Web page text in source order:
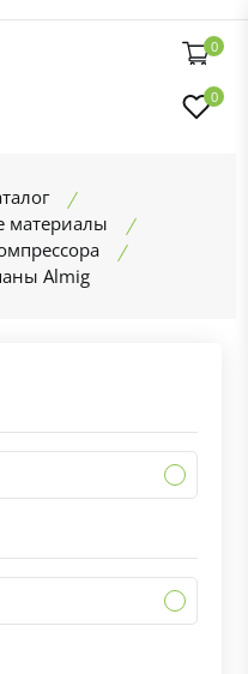
0
0
материалы
Almig